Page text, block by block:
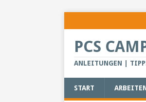
PCS
ANLEITUNGEN |
START